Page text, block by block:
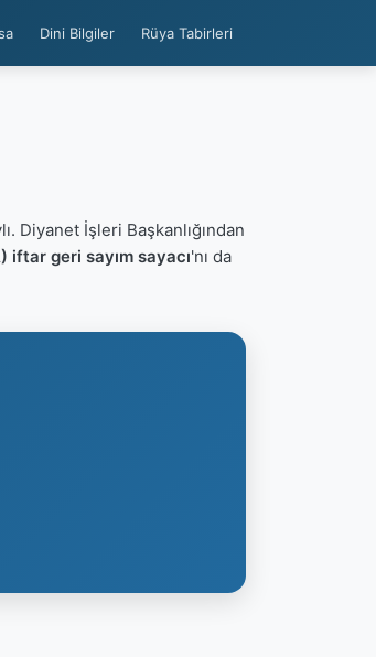
Dini Bilgiler Rüya Tabirleri
Diyanet İşleri Başkanlığından
iftar geri sayım sayacı'nı da